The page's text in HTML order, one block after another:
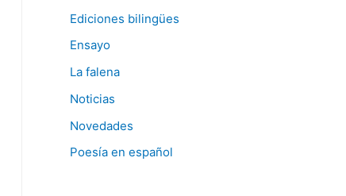
Ediciones bilingües
Ensayo
La falena
Noticias
Novedades
Poesía en español